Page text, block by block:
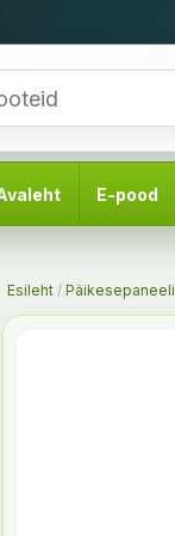
E-pood
Esileht /